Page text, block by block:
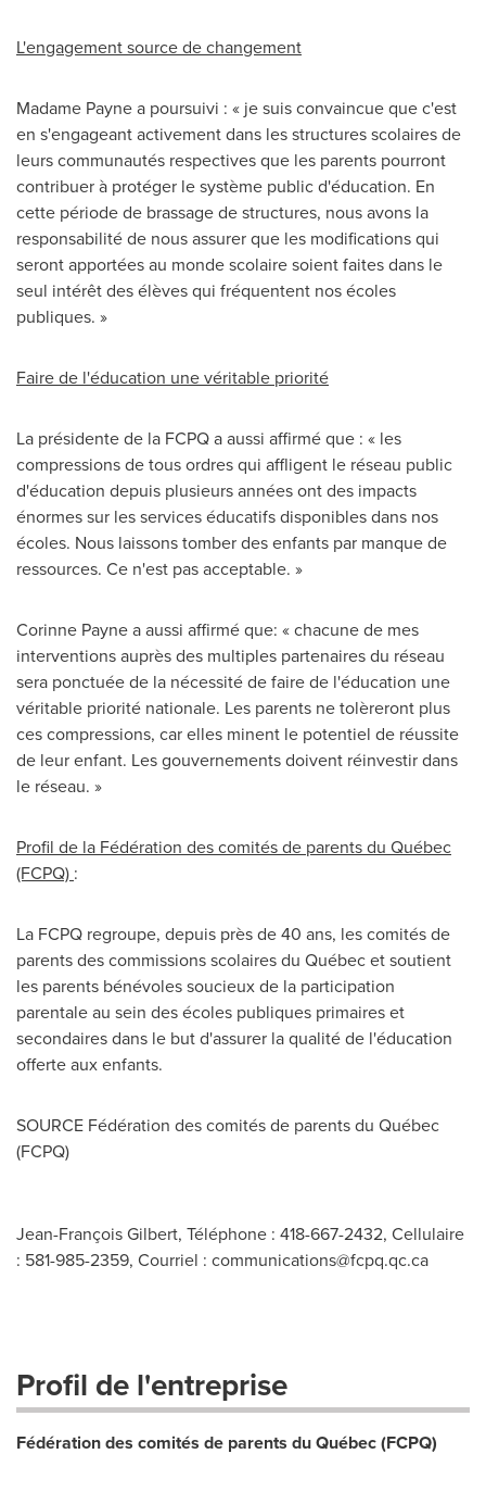
L'engagement source de changement
Madame Payne a poursuivi : « je suis convaincue que c'est
en s'engageant activement dans les structures scolaires de
leurs communautés respectives que les parents pourront
contribuer à protéger le système public d'éducation. En
cette période de brassage de structures, nous avons la
responsabilité de nous assurer que les modifications qui
seront apportées au monde scolaire soient faites dans le
seul intérêt des élèves qui fréquentent nos écoles
publiques. »
Faire de l'éducation une véritable priorité
La présidente de la FCPQ a aussi affirmé que : « les
compressions de tous ordres qui affligent le réseau public
d'éducation depuis plusieurs années ont des impacts
énormes sur les services éducatifs disponibles dans nos
écoles. Nous laissons tomber des enfants par manque de
ressources. Ce n'est pas acceptable. »
Corinne Paynea aussi affirmé que: « chacune de mes
interventions auprès des multiples partenaires du réseau
sera ponctuée de la nécessité de faire de l'éducation une
véritable priorité nationale. Les parents ne tolèreront plus
ces compressions, car elles minent le potentiel de réussite
de leur enfant. Les gouvernements doivent réinvestir dans
le réseau. »
Profil de la Fédération des comités de parents du Québec
(FCPQ) :
La FCPQ regroupe, depuis près de 40 ans, les comités de
parents des commissions scolaires du Québec et soutient
les parents bénévoles soucieux de la participation
parentale au sein des écoles publiques primaires et
secondaires dans le but d'assurer la qualité de l'éducation
offerte aux enfants.
SOURCE Fédération des comités de parents du Québec
(FCPQ)
Jean-François Gilbert, Téléphone : 418-667-2432, Cellulaire
: 581-985-2359, Courriel : communications@fcpq.qc.ca
Profil de l'entreprise
Fédération des comités de parents du Québec (FCPQ)